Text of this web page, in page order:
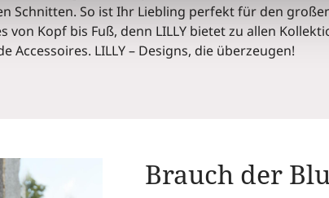
Schnitten. So ist Ihr Liebling perfekt für den
von Kopf bis Fuß, denn LILLY bietet zu allen
Accessoires. LILLY – Designs, die überzeugen!
Brauch der